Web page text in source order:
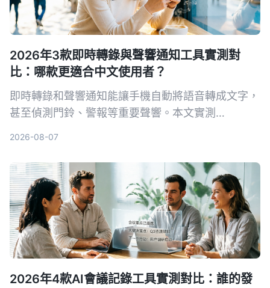
2026年3款即時轉錄與聲響通知工具實測對
比：哪款更適合中文使用者？
即時轉錄和聲響通知能讓手機自動將語音轉成文字，
甚至偵測門鈴、警報等重要聲響。本文實測
較，幫你找到最適合的選擇。
2026-08-07
2026年4款AI會議記錄工具實測對比：誰的發